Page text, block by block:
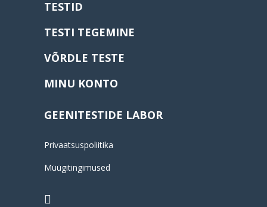
TESTID
TESTI TEGEMINE
VÕRDLE TESTE
MINU KONTO
GEENITESTIDE LABOR
Privaatsuspoliitika
Müügitingimused